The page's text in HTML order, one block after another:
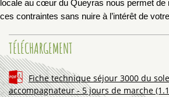
locale au cœur du Queyras nous permet de
ces contraintes sans nuire à l’intérêt de
TÉLÉCHARGEMENT
Fiche technique séjour 3000 du
accompagnateur - 5 jours de marche